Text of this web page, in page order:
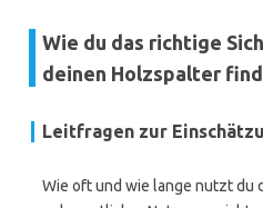
Wie du das richtige
deinen Holzspalter
Leitfragen zur
Wie oft und wie lange nutzt du